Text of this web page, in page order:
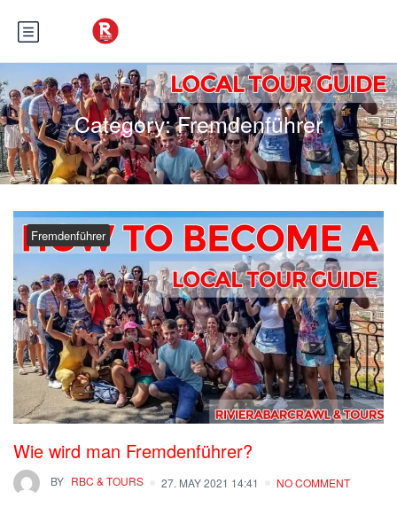
Category:Fremdenführer
Fremdenführer
Wie wird man Fremdenführer?
BY RBC & TOURS 27. MAY 2021 14:41 NO COMMENT